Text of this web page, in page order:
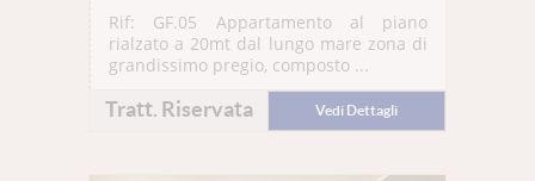
Rif: GF.05 Appartamento al piano
rialzato a 20mt dal lungo mare zona di
grandissimo pregio, composto ...
Tratt. Riservata
Vedi Dettagli